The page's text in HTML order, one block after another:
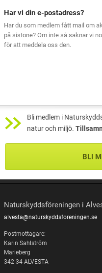
Har vi din e-postadress?
Har du som medlem fått mail om
på sistone? Om inte så saknar vi
för att meddela oss den.
Bli medlem i
natur och miljö.
BLI
Naturskyddsföreningen i
alvesta@naturskyddsforeningen.se
Postmottagare:
Karin Sahlström
Marieberg
342 34 ALVESTA